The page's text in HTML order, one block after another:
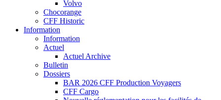
Volvo
Chocorange
CFF Historic
Information
Information
Actuel
Actuel Archive
Bulletin
Dossiers
BAR 2026 CFF Production Voyagers
CFF Cargo